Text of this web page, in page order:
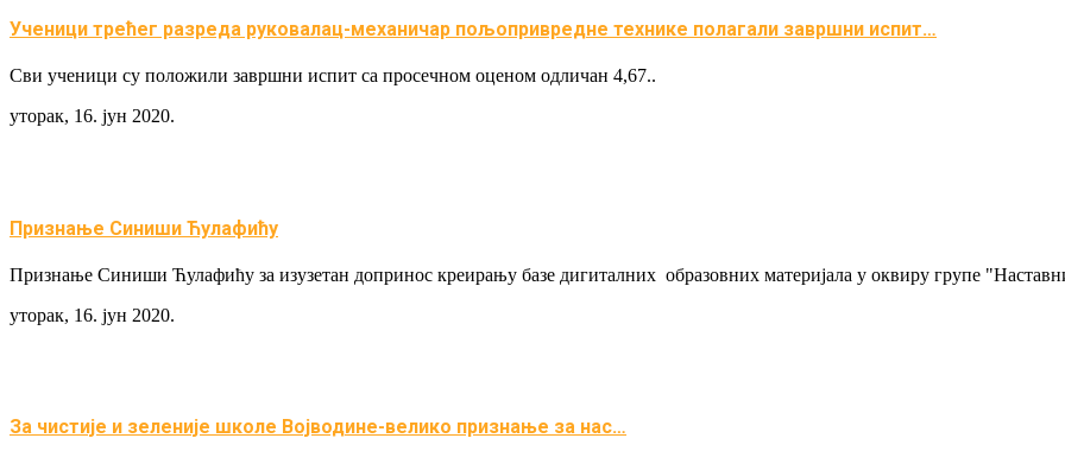
Ученици трећег разреда руковалац-механичар пољопривредне технике полагали завршни испит…
Сви ученици су положили завршни испит са просечном оценом одличан 4,67..
уторак, 16. јун 2020.
Признање Синиши Ћулафићу
Признање Синиши Ћулафићу за изузетан допринос креирању базе дигиталних образовних материјала у оквиру групе
уторак, 16. јун 2020.
За чистије и зеленије школе Војводине-велико признање за нас…